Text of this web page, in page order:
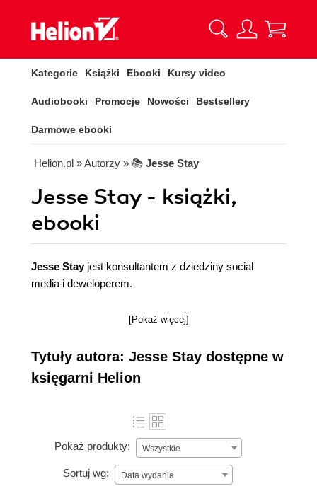
Kategorie Książki Ebooki Kursy video
Audiobooki Promocje Nowości Bestsellery
Darmowe ebooki
Helion.pl » Autorzy » 📚 Jesse Stay
Jesse Stay - książki,
ebooki
Jesse Stayjest konsultantem z dziedziny social
media i deweloperem.
[Pokaż więcej]
Tytuły autora: Jesse Stay dostępne w
księgarni Helion
Pokaż produkty: Wszystkie
Sortuj wg: Data wydania